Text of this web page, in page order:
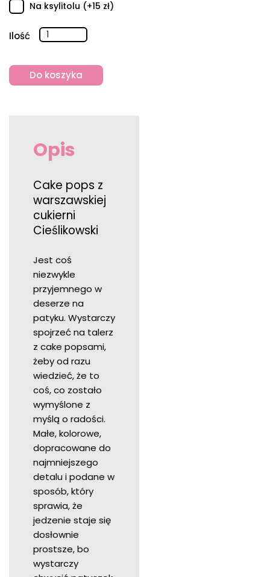
Na ksylitolu (+15 zł)
Ilość
Do koszyka
Opis
Cake pops z
warszawskiej
cukierni
Cieślikowski
Jest coś
niezwykle
przyjemnego w
deserze na
patyku. Wystarczy
spojrzeć na talerz
z cake popsami,
żeby od razu
wiedzieć, że to
coś, co zostało
wymyślone z
myślą o radości.
Małe, kolorowe,
dopracowane do
najmniejszego
detalu i podane w
sposób, który
sprawia, że
jedzenie staje się
dosłownie
prostsze, bo
wystarczy